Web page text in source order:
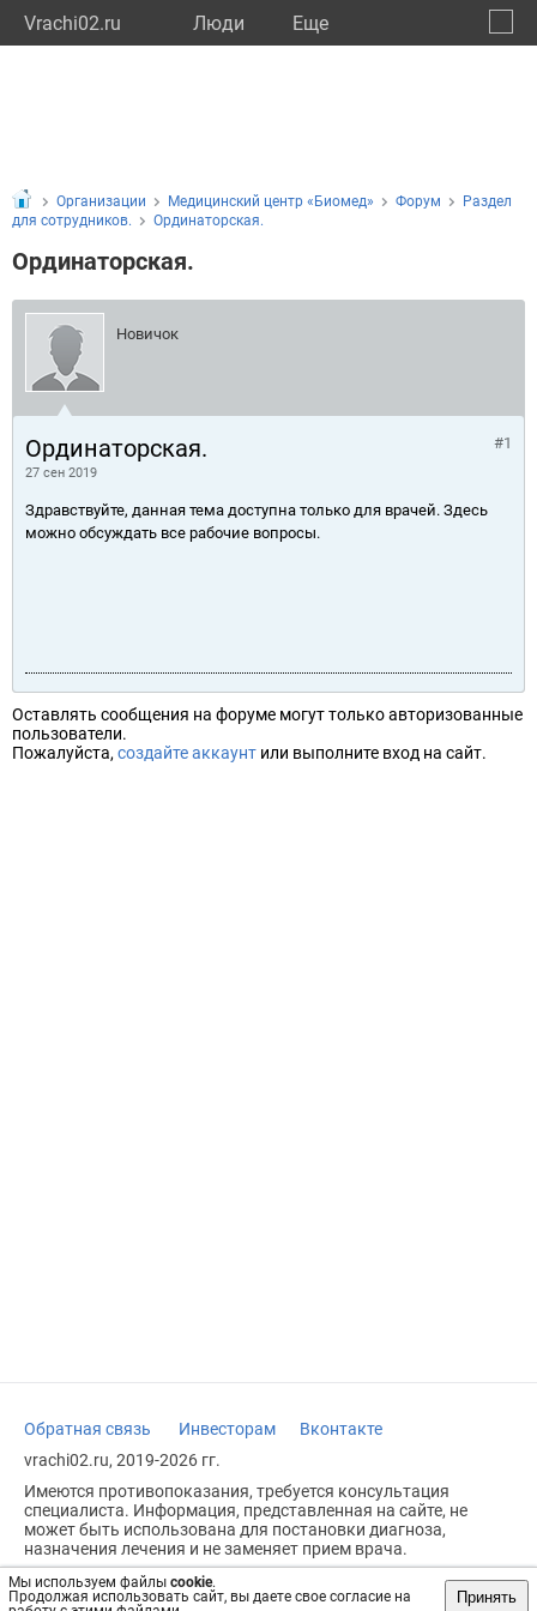
Vrachi02.ru Люди Eще
Мы используем файлы cookie.
Продолжая использовать сайт, вы даете свое согласие на
Принять
Организации Медицинский центр «Биомед» Форум
Раздел
для сотрудников.
Ординаторская.
Ординаторская.
Новичок
Ординаторская.
27 сен 2019
#1
Здравствуйте, данная тема доступна только для врачей. Здесь
можно обсуждать все рабочие вопросы.
Оставлять сообщения на форуме могут только авторизованные
пользователи.
Пожалуйста, создайте аккаунт или выполните вход на сайт.
Обратная связь Инвесторам
Вконтакте
vrachi02.ru, 2019-2026 гг.
Имеются противопоказания, требуется консультация
специалиста. Информация, представленная на сайте, не
может быть использована для постановки диагноза,
назначения лечения и не заменяет прием врача.
Возрастное ограничение: 18+